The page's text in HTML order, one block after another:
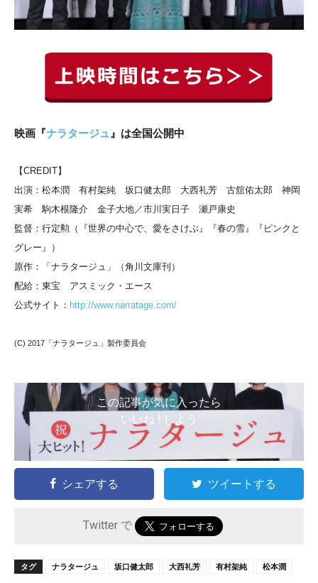
映画『ナラタージュ 』は全国公開中
【CREDIT】
出演：松本潤 有村架純 坂口健太郎 大西礼芳 古舘佑太郎 神岡
実希 駒木根隆介 金子大地／市川実日子 瀬戸康史
監督：行定勲（『世界の中心で、愛をさけぶ』『春の雪』『ピンクと
グレー』）
原作：「ナラタージュ」（角川文庫刊）
配給：東宝 アスミック・エース
公式サイト： http://www.narratage.com/
(C) 2017「ナラタージュ」製作委員会
この記事が気に入ったら
いいね ! しよう
シェアする ツイートする
Twitter で
タグ ナラタージュ 坂口健太郎 大西礼芳 有村架純 松本潤